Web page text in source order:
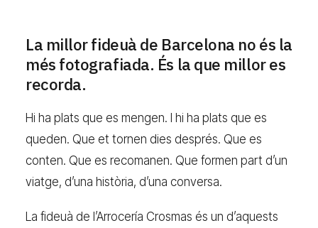
La millor fideuà de Barcelona no és la
més fotografiada. És la que millor es
recorda.
Hi ha plats que es mengen. I hi ha plats que es
queden. Que et tornen dies després. Que es
conten. Que es recomanen. Que formen part d’un
viatge, d’una història, d’una conversa.
La fideuà de l’Arrocería Crosmas és un d’aquests